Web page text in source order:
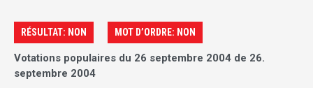
RÉSULTAT: NON MOT D’ORDRE: NON
Votations populaires du 26 septembre 2004 de 26.
septembre 2004